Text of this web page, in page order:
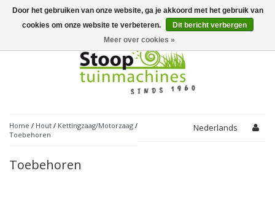
Toggle
navigation
Home / Hout / Kettingzaag/Motorzaag /
Toebehoren
Nederlands
Toebehoren
Door het gebruiken van onze website, ga je akkoord met het gebruik van
cookies om onze website te verbeteren.
Dit bericht verbergen
Meer over cookies »